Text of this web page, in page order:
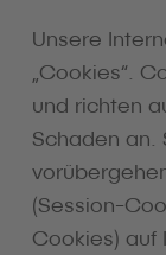
Unsere
„Cookies“.
und richten
Schaden an.
(Session-
Cookies) auf